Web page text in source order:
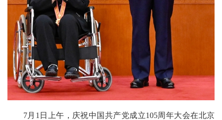
7月1日上午，庆祝中国共产党成立105周年大会在北京